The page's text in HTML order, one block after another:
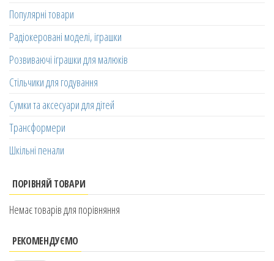
Популярні товари
Радіокеровані моделі, іграшки
Розвиваючі іграшки для малюків
Стільчики для годування
Сумки та аксесуари для дітей
Трансформери
Шкільні пенали
ПОРІВНЯЙ ТОВАРИ
Немає товарів для порівняння
РЕКОМЕНДУЄМО